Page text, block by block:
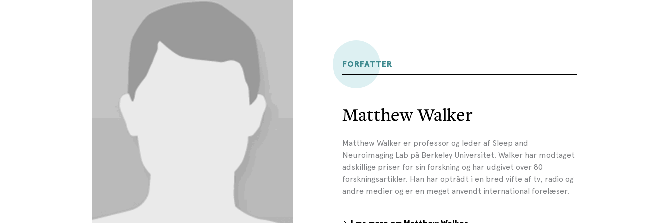
FORFATTER
Matthew Walker
Matthew Walker er professor og leder af Sleep and
Neuroimaging Lab på Berkeley Universitet. Walker har modtaget
adskillige priser for sin forskning og har udgivet over 80
forskningsartikler. Han har optrådt i en bred vifte af tv, radio og
andre medier og er en meget anvendt international forelæser.